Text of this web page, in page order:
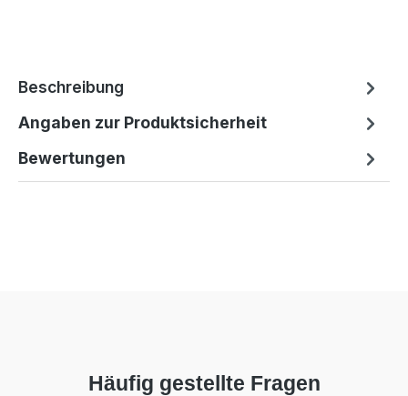
Beschreibung
Angaben zur Produktsicherheit
Bewertungen
Häufig gestellte Fragen